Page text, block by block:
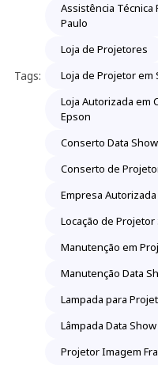
Tags:
Assistência Técnica
Paulo
Loja de Projetores
Loja de Projetor em
Loja Autorizada em
Epson
Conserto Data Show
Conserto de
Empresa
Locação de Projetor
Manutenção em
Manutenção Data
Lampada para
Lâmpada Data
Projetor Imagem